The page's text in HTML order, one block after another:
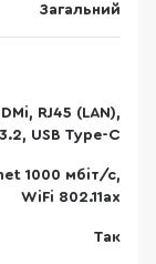
Загальний
RJ45 (LAN),
USB Type-C
1000 мбіт/с,
WiFi 802.11ax
Так